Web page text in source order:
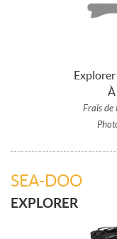
Frais de
SEA-DOO
EXPLORER